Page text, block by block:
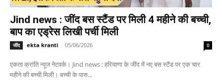
Jind news : जींद बस स्टैंड पर मिली 4 महीने की बच्ची,
बाप का एड्रेस लिखी पर्ची मिली
जींद ekta kranti - 05/06/2026 0
एकता क्रांति न्यूज नेटवर्क। Jind news : हरियाणा के जींद में नए बस स्टैंड पर एक चार
महीने की बच्ची मिली। बच्ची के पास...